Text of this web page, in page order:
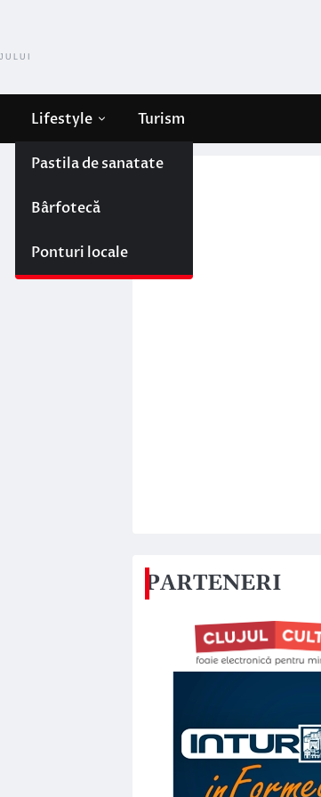
Lifestyle
Pastila de sanatate
Bârfotecă
Ponturi locale
Turism
PARTENERI